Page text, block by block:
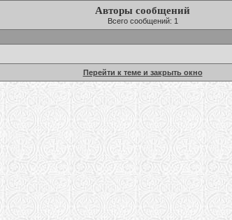
Авторы сообщений
Всего сообщений: 1
Перейти к теме и закрыть окно